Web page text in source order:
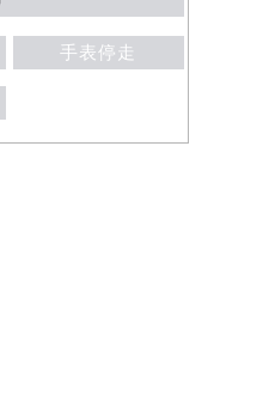
手表停走